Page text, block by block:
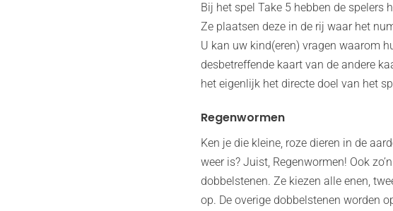
Bij het spel Take 5 hebben de
Ze plaatsen deze in de rij waar het
U kan uw kind(eren) vragen waarom
desbetreffende kaart van de andere
het eigenlijk het directe doel van het
Regenwormen
Ken je die kleine, roze dieren in de
weer is? Juist, Regenwormen! Ook
dobbelstenen. Ze kiezen alle enen,
op. De overige dobbelstenen worden